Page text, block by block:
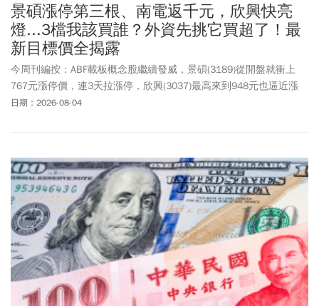
景碩漲停第三根、南電返千元，欣興快亮
燈...3檔我該買誰？外資先挑它買超了！最
新目標價全揭露
今周刊編按：ABF載板概念股繼續發威，景碩(3189)從開盤就衝上
767元漲停價，連3天拉漲停，欣興(3037)最高來到948元也逼近漲
停，南電(8046)重返千元、急拉至1045元漲停後打開維持7%漲勢。
期，外資再度調升目標價，千元之上已是多數外資機構共識，美系
外資則是看好南電在產品調漲中受惠最大，目標價由1115元調升至
2310元。至於欣興，凱基投顧認為2027/2028年ABF載板缺口繼續
擴大，欣興為產業龍頭將優先受惠，目標價1175元，相當於2027年
每股盈餘36倍本益比。台股在7月大幅下殺修正後，資金再次回流被
動元件、PCB、ABF載板與ASIC供應鏈，景碩、欣興更具優勢受益頗
多。分析師指出，國巨受惠AI電源與高階MLCC漲價；景碩受惠高階
ABF報價上調；欣興受惠CoWoS、EMIB與AI伺服器需求，這三支
「AI漲價三本柱」轉強，有機會轉向「AI硬體生態系全面受惠」。
日期：2026-08-04